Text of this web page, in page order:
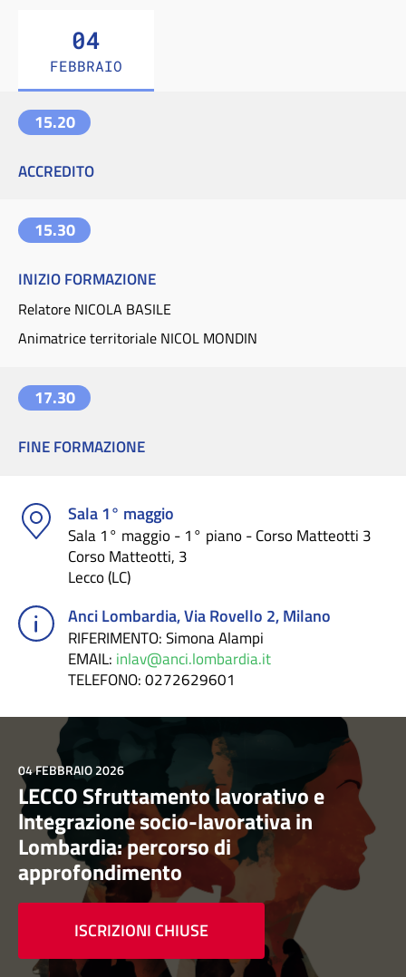
04
FEBBRAIO
15.20
ACCREDITO
15.30
INIZIO FORMAZIONE
Relatore NICOLA BASILE
Animatrice territoriale NICOL MONDIN
17.30
FINE FORMAZIONE
Sala 1° maggio
Sala 1° maggio - 1° piano - Corso Matteotti 3
Corso Matteotti, 3
Lecco (LC)
Anci Lombardia, Via Rovello 2, Milano
RIFERIMENTO: Simona Alampi
EMAIL: inlav@anci.lombardia.it
TELEFONO: 0272629601
04 FEBBRAIO 2026
LECCO Sfruttamento lavorativo e
lntegrazione socio-lavorativa in
Lombardia: percorso di
approfondimento
ISCRIZIONI CHIUSE